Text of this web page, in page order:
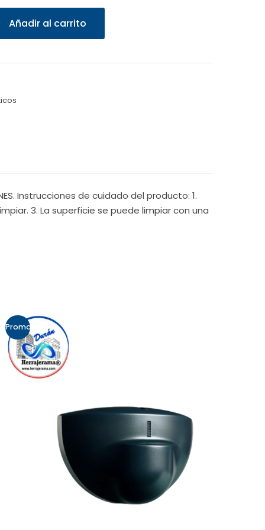
Añadir al carrito
Instrucciones de cuidado del producto: 1.
3. La superficie se puede limpiar con una
Promo!